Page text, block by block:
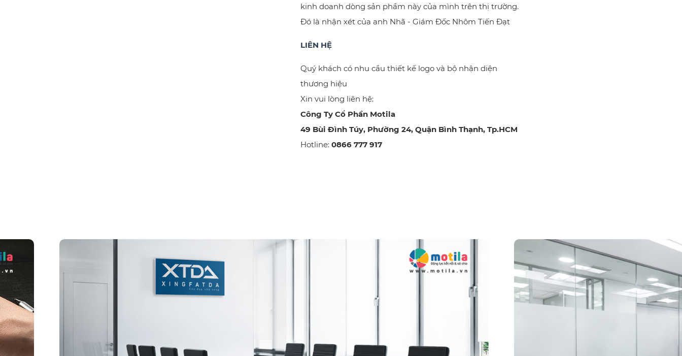
kinh doanh dòng sản phẩm này của mình trên thị trường.
Đó là nhận xét của anh Nhã - Giám Đốc Nhôm Tiến Đạt
LIÊN HỆ
Quý khách có nhu cầu thiết kế logo và bộ nhận diện
thương hiệu
Xin vui lòng liên hệ:
Công Ty Cổ Phần Motila
49 Bùi Đình Túy, Phường 24, Quận Bình Thạnh, Tp.HCM
Hotline: 0866 777 917